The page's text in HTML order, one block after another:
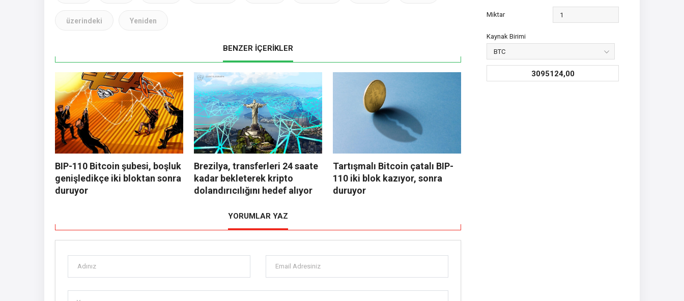
üzerindeki Yeniden
BENZER İÇERİKLER
BIP-110 Bitcoin şubesi, boşluk
genişledikçe iki bloktan sonra
duruyor
Brezilya, transferleri 24 saate
kadar bekleterek kripto
dolandırıcılığını hedef alıyor
Tartışmalı Bitcoin çatalı BIP-
110 iki blok kazıyor, sonra
duruyor
YORUMLAR YAZ
Miktar
Kaynak Birimi
3095124,00